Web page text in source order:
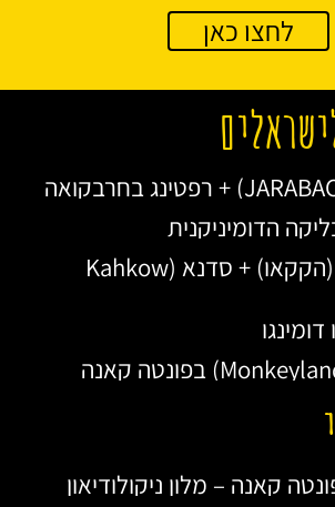
לחצו כאן
הדומיניקנית
מוזיאון השוקולד (הקקאו) + סדנא (Kahkow
קאנה – מלון ניקולודיאון